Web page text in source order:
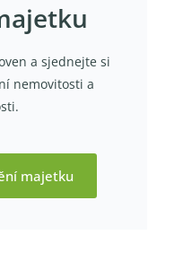
a sjednejte si
nemovitosti a
majetku